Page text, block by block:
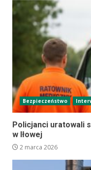
Bezpieczeństwo
Policjanci uratowali
w Iłowej
2 marca 2026